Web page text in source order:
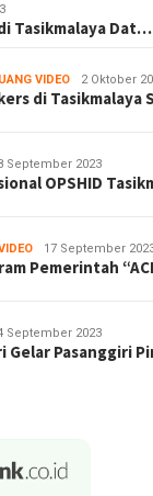
Tasikmalaya Dat…
VIDEO 2 Oktober
di Tasikmalaya
September 2023
OPSHID
17 September
Pemerintah
September 2023
Gelar Pasanggiri